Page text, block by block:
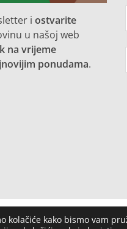
i ostvarite
u našoj web
na vrijeme
ponudama.
kolačiće kako bismo vam